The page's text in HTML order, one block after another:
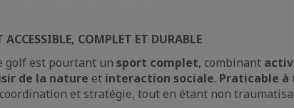
ACCESSIBLE, COMPLET ET DURABLE
golf est pourtant un sport complet, combinant
de la nature et interaction sociale. Praticable à
et stratégie, tout en étant non